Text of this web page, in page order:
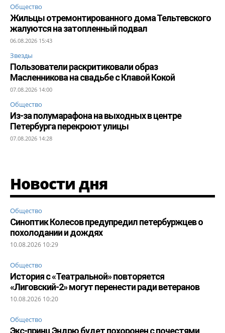
Общество
Жильцы отремонтированного дома Тельтевского
жалуются на затопленный подвал
06.08.2026 15:43
Звезды
Пользователи раскритиковали образ
Масленникова на свадьбе с Клавой Кокой
07.08.2026 14:00
Общество
Из-за полумарафона на выходных в центре
Петербурга перекроют улицы
07.08.2026 14:28
Новости дня
Общество
Синоптик Колесов предупредил петербуржцев о
похолодании и дождях
10.08.2026 10:29
Общество
История с «Театральной» повторяется
«Лиговский-2» могут перенести ради ветеранов
10.08.2026 10:20
Общество
Экс-принц Эндрю будет похоронен с почестями